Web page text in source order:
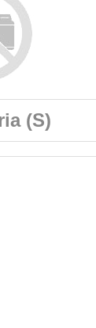
(S)